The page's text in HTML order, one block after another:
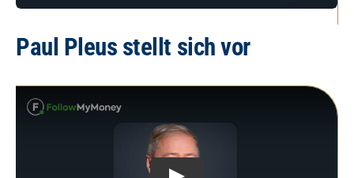
Paul Pleus stellt sich vor